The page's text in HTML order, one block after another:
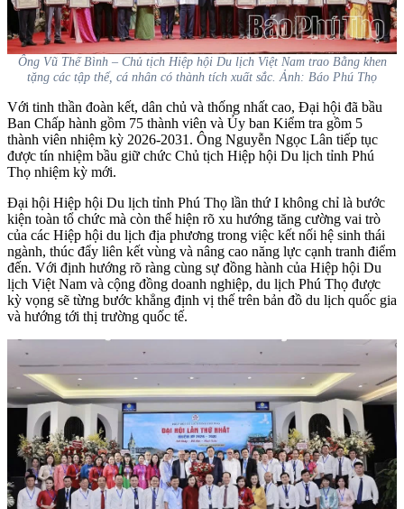
Ông Vũ Thế Bình – Chủ tịch Hiệp hội Du lịch Việt Nam trao Bằng khen
tặng các tập thể, cá nhân có thành tích xuất sắc. Ảnh: Báo Phú Thọ
Với tinh thần đoàn kết, dân chủ và thống nhất cao, Đại hội đã bầu
Ban Chấp hành gồm 75 thành viên và Ủy ban Kiểm tra gồm 5
thành viên nhiệm kỳ 2026-2031. Ông Nguyễn Ngọc Lân tiếp tục
được tín nhiệm bầu giữ chức Chủ tịch Hiệp hội Du lịch tỉnh Phú
Thọ nhiệm kỳ mới.
Đại hội Hiệp hội Du lịch tỉnh Phú Thọ lần thứ I không chỉ là bước
kiện toàn tổ chức mà còn thể hiện rõ xu hướng tăng cường vai trò
của các Hiệp hội du lịch địa phương trong việc kết nối hệ sinh thái
ngành, thúc đẩy liên kết vùng và nâng cao năng lực cạnh tranh điểm
đến. Với định hướng rõ ràng cùng sự đồng hành của Hiệp hội Du
lịch Việt Nam và cộng đồng doanh nghiệp, du lịch Phú Thọ được
kỳ vọng sẽ từng bước khẳng định vị thế trên bản đồ du lịch quốc gia
và hướng tới thị trường quốc tế.